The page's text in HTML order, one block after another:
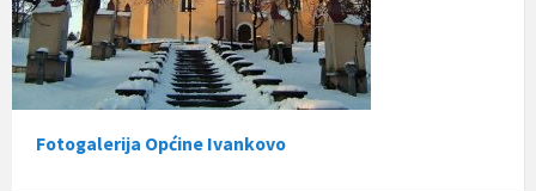
Fotogalerija Općine Ivankovo